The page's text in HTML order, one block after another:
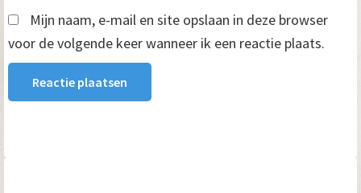
Mijn naam, e-mail en site opslaan in deze browser
voor de volgende keer wanneer ik een reactie plaats.